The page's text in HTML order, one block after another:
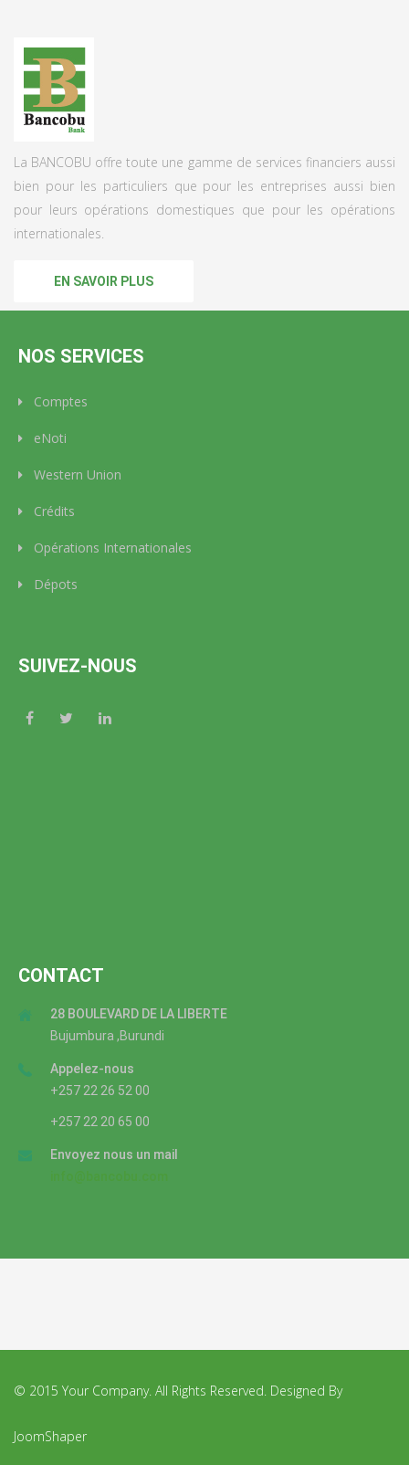
La BANCOBU offre toute une gamme de services financiers aussi
bien pour les particuliers que pour les entreprises aussi bien
pour leurs opérations domestiques que pour les opérations
internationales.
EN SAVOIR PLUS
NOS SERVICES
Comptes
eNoti
Western Union
Crédits
Opérations Internationales
Dépots
SUIVEZ-NOUS
CONTACT
28 BOULEVARD DE LA LIBERTE
Bujumbura ,Burundi
Appelez-nous
+257 22 26 52 00
+257 22 20 65 00
Envoyez nous un mail
© 2015 Your Company. All Rights Reserved. Designed By
JoomShaper